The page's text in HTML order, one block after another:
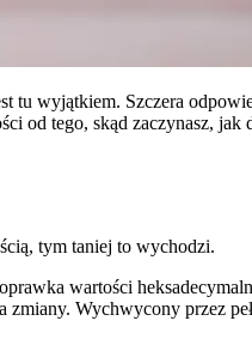
tu wyjątkiem. Szczera
od tego, skąd zaczynasz, jak
tym taniej to wychodzi.
wartości
Wychwycony przez